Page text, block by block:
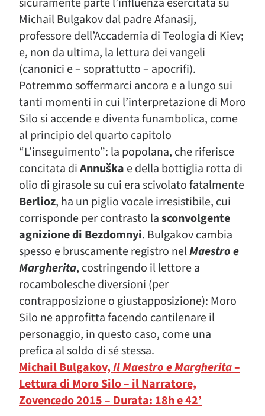
Michail Bulgakov dal padre Afanasij,
professore dell’Accademia di Teologia di Kiev;
e, non da ultima, la lettura dei vangeli
(canonici e – soprattutto – apocrifi).
Potremmo soffermarci ancora e a lungo sui
tanti momenti in cui l’interpretazione di Moro
Silo si accende e diventa funambolica, come
al principio del quarto capitolo
“L’inseguimento”: la popolana, che riferisce
concitata diAnnuška e della bottiglia rotta di
olio di girasole su cui era scivolato fatalmente
Berlioz, ha un piglio vocale irresistibile, cui
corrisponde per contrasto lasconvolgente
agnizione di Bezdomnyi. Bulgakov cambia
spesso e bruscamente registro nelMaestro e
Margherita, costringendo il lettore a
rocambolesche diversioni (per
contrapposizione o giustapposizione): Moro
Silo ne approfitta facendo cantilenare il
personaggio, in questo caso, come una
prefica al soldo di sé stessa.
Michail Bulgakov,Il Maestro e Margherita–
Lettura di Moro Silo – il Narratore,
Zovencedo 2015 – Durata: 18h e 42’